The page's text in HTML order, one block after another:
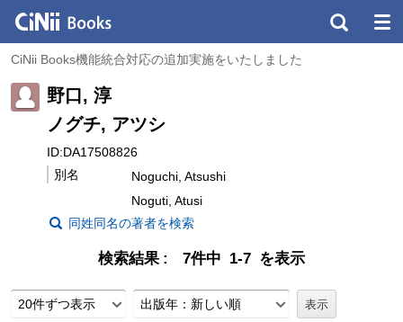
CiNii Books機能統合対応の追加実施をいたしました
野口, 淳
ノグチ, アツシ
ID:DA17508826
別名
Noguchi, Atsushi
Noguti, Atusi
同姓同名の著者を検索
検索結果 7件中 1-7 を表示
20件ずつ表示 出版年：新しい順